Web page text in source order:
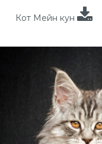
Кот Мейн кун